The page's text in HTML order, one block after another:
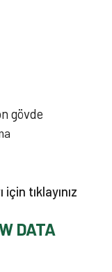
gövde
tıklayınız
DATA